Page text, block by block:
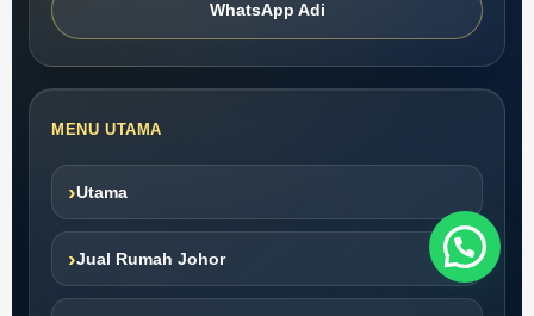
WhatsApp Adi
MENU UTAMA
›Utama
›Jual Rumah Johor